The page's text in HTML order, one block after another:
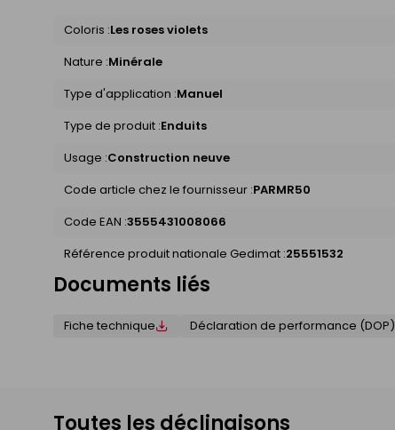
Coloris :Les roses violets
Nature :Minérale
Type d'application :Manuel
Type de produit :Enduits
Usage :Construction neuve
Code article chez le fournisseur :PARMR50
Code EAN :3555431008066
Référence produit nationale Gedimat :25551532
Documents liés
Fiche technique Déclaration de performance (DOP)
Toutes les déclinaisons